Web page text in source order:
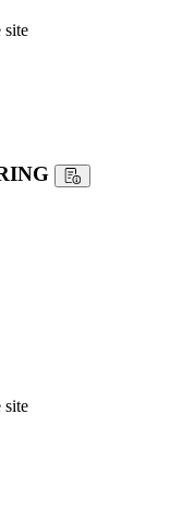
site
site